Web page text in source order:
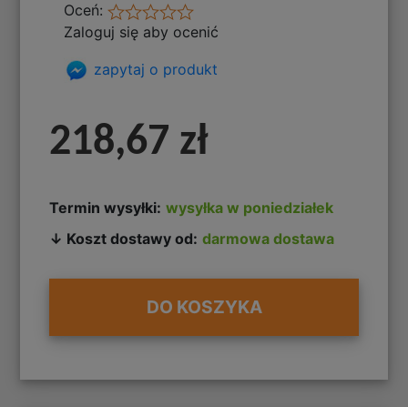
Oceń:
Zaloguj się aby ocenić
zapytaj o produkt
218,67 zł
Termin wysyłki: wysyłka w poniedziałek
↓ Koszt dostawy od: darmowa dostawa
DO KOSZYKA